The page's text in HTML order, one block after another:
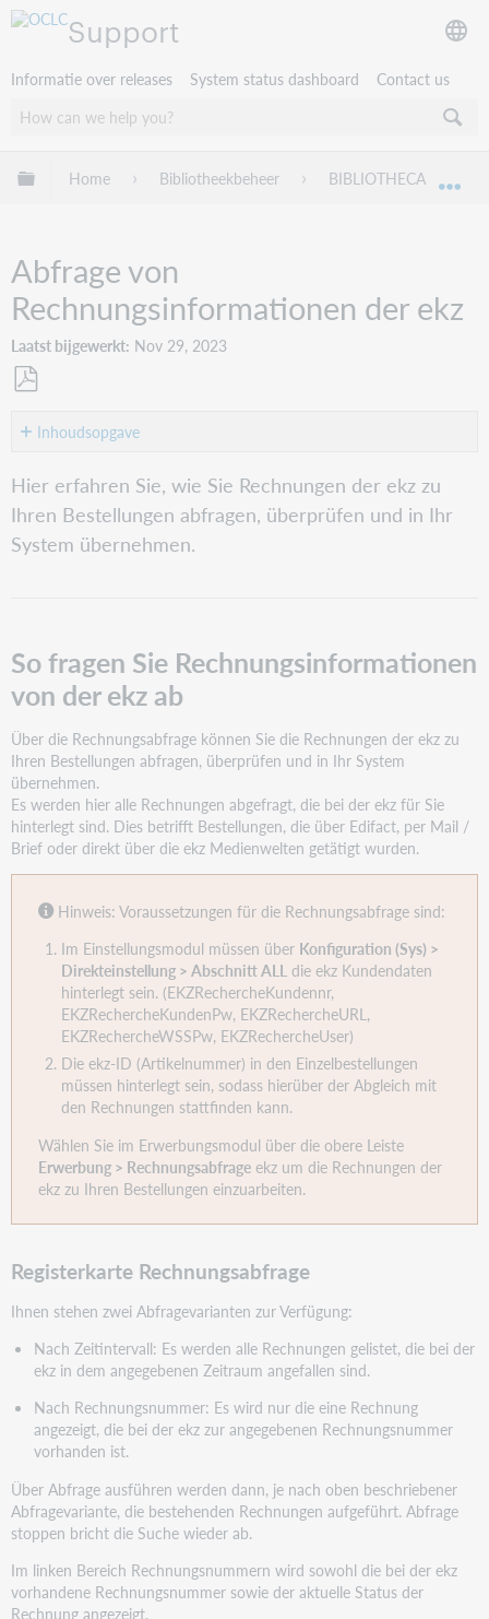
Support
Informatie over releases System status dashboard Contact us
Mondiale hiërarchie uitvouwen / samenvouwen
Home Bibliotheekbeheer BIBLIOTHECA
Abfrage von
Rechnungsinformationen der ekz
Laatst bijgewerkt Nov 29, 2023
als Inhoudsopgave
fragen
Sie
Rechnungsinformationen
Registerkarte
Rechnungsabfrage
Registerkarte
Optionen
Hier erfahren Sie, wie Sie Rechnungen der ekz zu
Ihren Bestellungen abfragen, überprüfen und in Ihr
System übernehmen.
So fragen Sie Rechnungsinformationen
von der ekz ab
Über die Rechnungsabfrage können Sie die Rechnungen der ekz zu
Ihren Bestellungen abfragen, überprüfen und in Ihr System
übernehmen.
Es werden hier alle Rechnungen abgefragt, die bei der ekz für Sie
hinterlegt sind. Dies betrifft Bestellungen, die über Edifact, per Mail /
Brief oder direkt über die ekz Medienwelten getätigt wurden.
Hinweis: Voraussetzungen für die Rechnungsabfrage sind:
Im Einstellungsmodul müssen über Konfiguration (Sys) >
Direkteinstellung > Abschnitt ALLdie ekz Kundendaten
hinterlegt sein. (EKZRechercheKundennr,
EKZRechercheKundenPw, EKZRechercheURL,
EKZRechercheWSSPw, EKZRechercheUser)
Die ekz-ID (Artikelnummer) in den Einzelbestellungen
müssen hinterlegt sein, sodass hierüber der Abgleich mit
den Rechnungen stattfinden kann.
Wählen Sie im Erwerbungsmodul über die obere Leiste
Erwerbung > Rechnungsabfrage ekz um die Rechnungen der
ekz zu Ihren Bestellungen einzuarbeiten.
Registerkarte Rechnungsabfrage
Ihnen stehen zwei Abfragevarianten zur Verfügung:
Nach Zeitintervall: Es werden alle Rechnungen gelistet, die bei der
ekz in dem angegebenen Zeitraum angefallen sind.
Nach Rechnungsnummer: Es wird nur die eine Rechnung
angezeigt, die bei der ekz zur angegebenen Rechnungsnummer
vorhanden ist.
Über Abfrage ausführen werden dann, je nach oben beschriebener
Abfragevariante, die bestehenden Rechnungen aufgeführt. Abfrage
stoppen bricht die Suche wieder ab.
Im linken Bereich Rechnungsnummern wird sowohl die bei der ekz
vorhandene Rechnungsnummer sowie der aktuelle Status der
Rechnung angezeigt.